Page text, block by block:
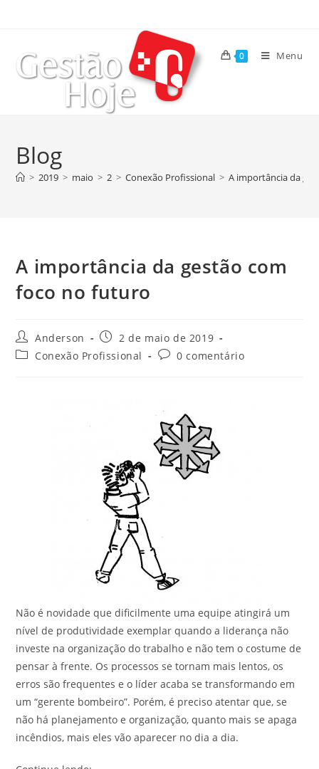
0 Menu
Blog
> 2019 > maio > 2 > Conexão Profissional > A importância da
A importância da gestão com
foco no futuro
Anderson
2 de maio de 2019
Conexão Profissional
0 comentário
Não é novidade que dificilmente uma equipe atingirá um
nível de produtividade exemplar quando a liderança não
investe na organização do trabalho e não tem o costume de
pensar à frente. Os processos se tornam mais lentos, os
erros são frequentes e o líder acaba se transformando em
um “gerente bombeiro”. Porém, é preciso atentar que, se
não há planejamento e organização, quanto mais se apaga
incêndios, mais eles vão aparecer no dia a dia.